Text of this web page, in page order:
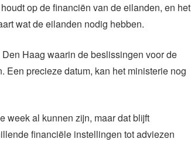
op de financiën van de eilanden, en het
wat de eilanden nodig hebben.
Haag waarin de beslissingen voor de
precieze datum, kan het ministerie nog
week al kunnen zijn, maar dat blijft
financiële instellingen tot adviezen